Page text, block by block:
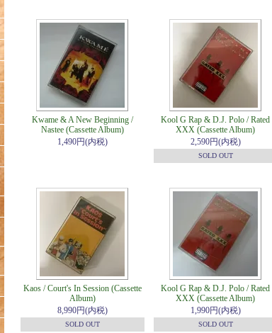
Kwame & A New Beginning /
Nastee (Cassette Album)
1,490円(内税)
Kool G Rap & D.J. Polo / Rated
XXX (Cassette Album)
2,590円(内税)
SOLD OUT
Kaos / Court's In Session (Cassette
Album)
8,990円(内税)
SOLD OUT
Kool G Rap & D.J. Polo / Rated
XXX (Cassette Album)
1,990円(内税)
SOLD OUT